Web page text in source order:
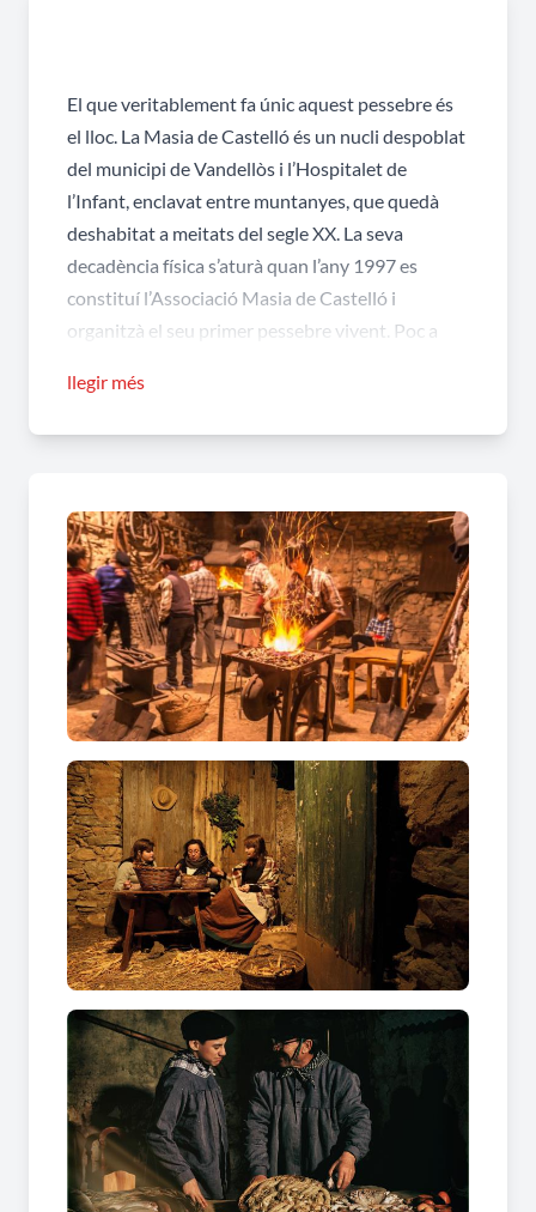
El que veritablement fa únic aquest pessebre és
el lloc. La Masia de Castelló és un nucli despoblat
del municipi de Vandellòs i l’Hospitalet de
l’Infant, enclavat entre muntanyes, que quedà
deshabitat a meitats del segle XX. La seva
decadència física s’aturà quan l’any 1997 es
constituí l’Associació Masia de Castelló i
organitzà el seu primer pessebre vivent. Poc a
carrers, parets, cases i algun sostre, aleshores mig
Nadal, la seva vida. Aquella que havia estat a
principis del segle passat quan hi vivien prop de
120 persones.
A Castelló, per Nadal, hi torna a haver ferrer,
baster, llatadores, canyisser, fuster... A l’era hi
torna a haver garbes, al forn s’hi sent de nou el
flaire del pa acabat de fer, a la taberna s’hi canta
la carbonera. I tot gràcies als 500 col.laboradors
voluntaris, i les 200 animalons, que fan possible
recrear un total de 44 escenes d'aquest peculiar
pessebre i mostra d'oficis tradicionals del Sud de
Catalunya.
Representacions:
6, 7, 14 i 15 de desembre de 2024
Tria el dia i l’horari en el qual vols comprar
l’entrada i a continuació podràs escollir quin
tipus d’entrada vols
ENLLAÇ
llegir més